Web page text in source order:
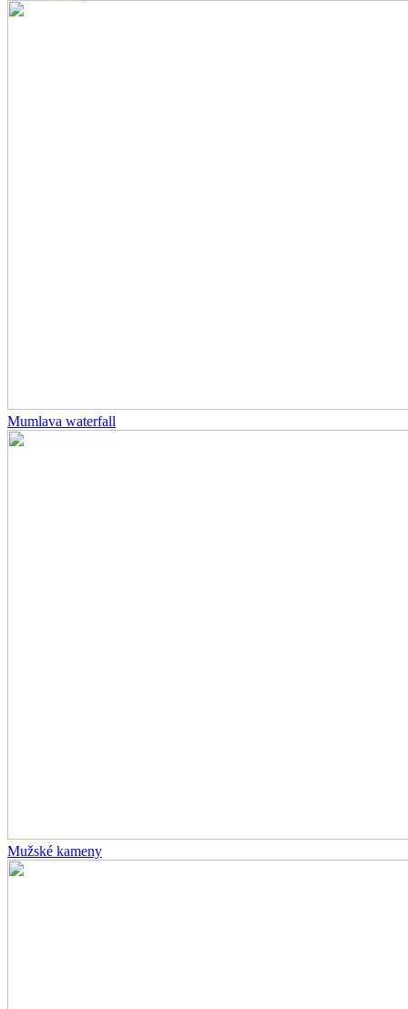
Mumlava waterfall
Mužské kameny